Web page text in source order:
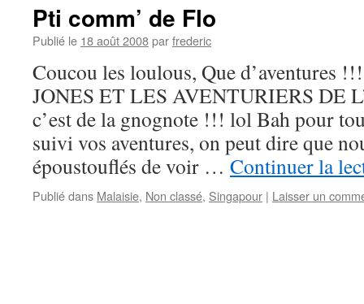
Pti comm’ de Flo
Publié le 18 août 2008parfrederic
Coucou les loulous, Que d’aventures
JONES ET LES AVENTURIERS DE
c’est de la gnognote !!! lol Bah pour
suivi vos aventures, on peut dire que
époustouflés de voir … Continuer la
Publié dans Malaisie, Non classé, Singapour | Laisser un